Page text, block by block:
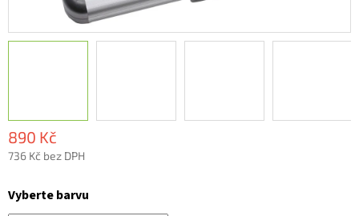
890 Kč
736 Kč bez DPH
cena:
Vyberte barvu